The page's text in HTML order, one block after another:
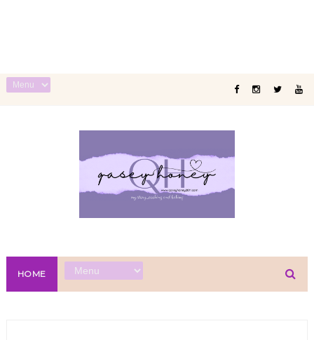
HOME